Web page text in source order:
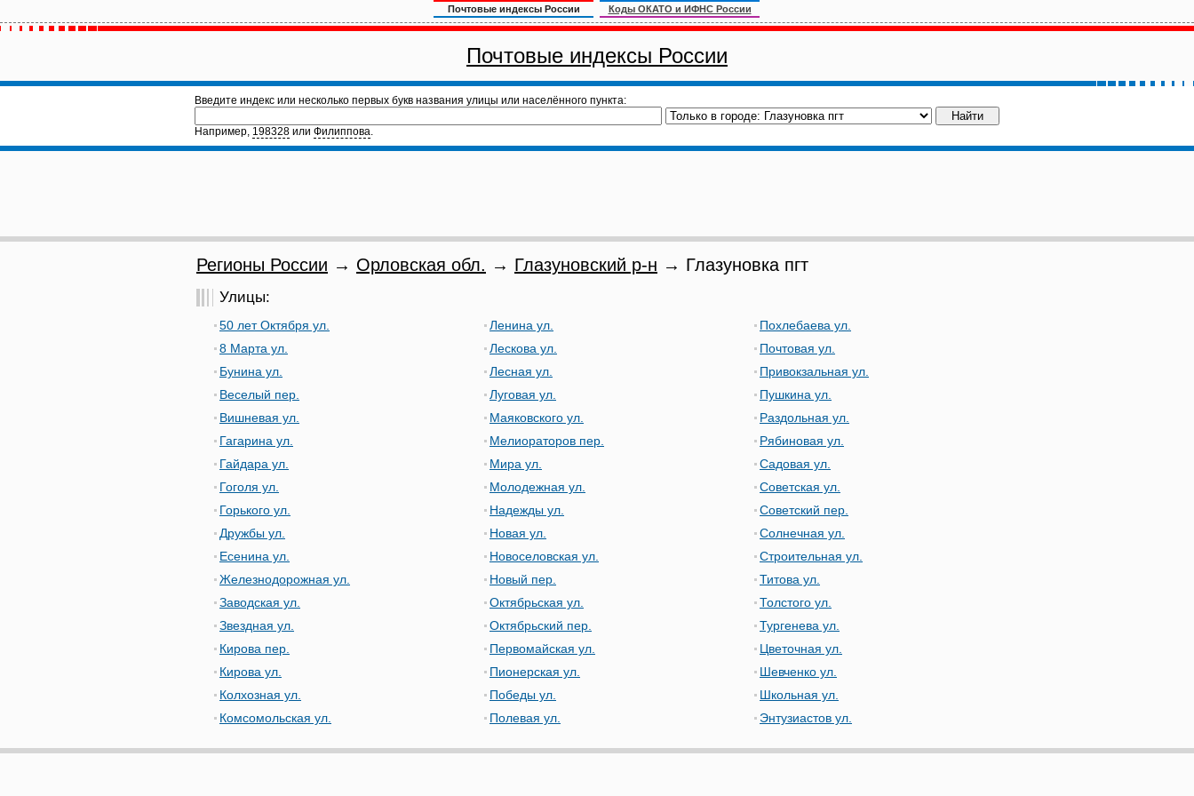
Почтовые индексы России Коды ОКАТО и ИФНС России
Почтовые индексы России
Введите индекс или несколько первых букв названия улицы или населённого пункта:
Например, 198328 или Филиппова.
Регионы России → Орловская обл. → Глазуновский р-н → Глазуновка пгт
Улицы:
50 лет Октября ул.
8 Марта ул.
Бунина ул.
Веселый пер.
Вишневая ул.
Гагарина ул.
Гайдара ул.
Гоголя ул.
Горького ул.
Дружбы ул.
Есенина ул.
Железнодорожная ул.
Заводская ул.
Звездная ул.
Кирова пер.
Кирова ул.
Колхозная ул.
Комсомольская ул.
Ленина ул.
Лескова ул.
Лесная ул.
Луговая ул.
Маяковского ул.
Мелиораторов пер.
Мира ул.
Молодежная ул.
Надежды ул.
Новая ул.
Новоселовская ул.
Новый пер.
Октябрьская ул.
Октябрьский пер.
Первомайская ул.
Пионерская ул.
Победы ул.
Полевая ул.
Похлебаева ул.
Почтовая ул.
Привокзальная ул.
Пушкина ул.
Раздольная ул.
Рябиновая ул.
Садовая ул.
Советская ул.
Советский пер.
Солнечная ул.
Строительная ул.
Титова ул.
Толстого ул.
Тургенева ул.
Цветочная ул.
Шевченко ул.
Школьная ул.
Энтузиастов ул.